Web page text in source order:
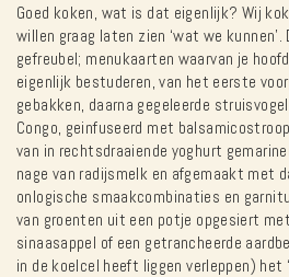
Goed koken, wat is dat eigenlijk? Wij
willen graag laten zien ‘wat we
gefreubel; menukaarten waarvan je
eigenlijk bestuderen, van het eerste
gebakken, daarna gegeleerde
Congo, geinfuseerd met
van in rechtsdraaiende yoghurt
nage van radijsmelk en afgemaakt met
onlogische smaakcombinaties en
van groenten uit een potje opgesiert
sinaasappel of een getrancheerde
in de koelcel heeft liggen verleppen) het